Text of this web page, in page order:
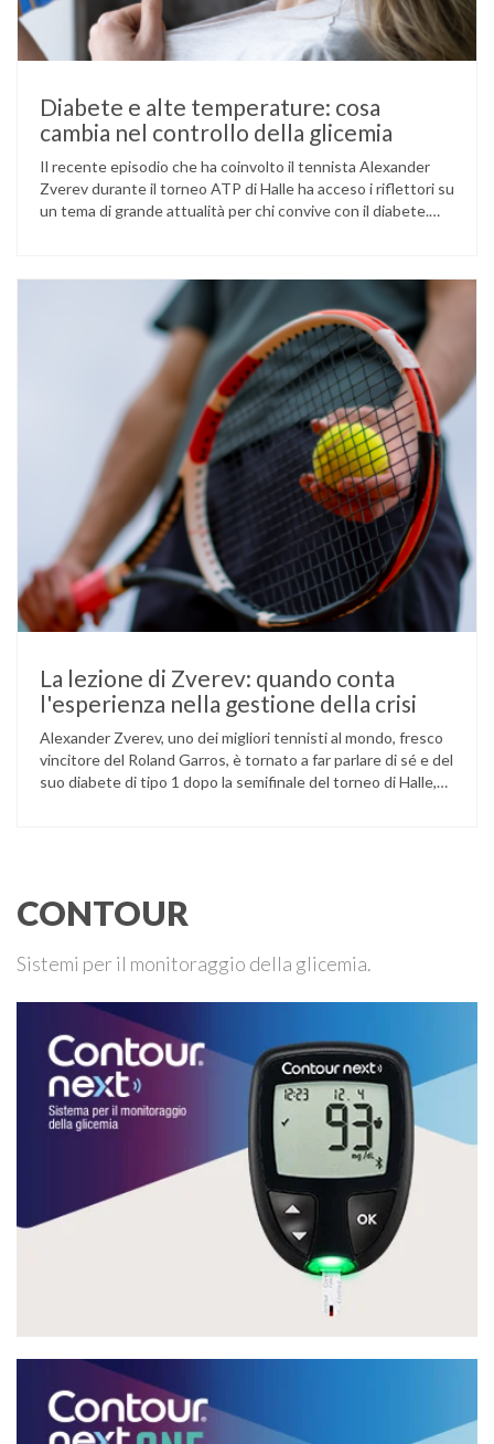
Diabete e alte temperature: cosa
cambia nel controllo della glicemia
Il recente episodio che ha coinvolto il tennista Alexander
Zverev durante il torneo ATP di Halle ha acceso i riflettori su
un tema di grande attualità per chi convive con il diabete.
glucosio lo aveva portato …
La lezione di Zverev: quando conta
l'esperienza nella gestione della crisi
Alexander Zverev, uno dei migliori tennisti al mondo, fresco
vincitore del Roland Garros, è tornato a far parlare di sé e del
suo diabete di tipo 1 dopo la semifinale del torneo di Halle,
CONTOUR
Sistemi per il monitoraggio della glicemia.